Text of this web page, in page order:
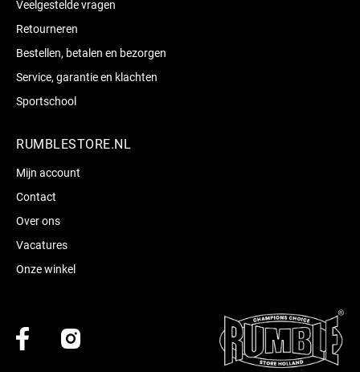
Veelgestelde vragen
Retourneren
Bestellen, betalen en bezorgen
Service, garantie en klachten
Sportschool
RUMBLESTORE.NL
Mijn account
Contact
Over ons
Vacatures
Onze winkel